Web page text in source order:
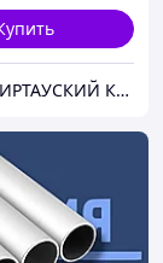
ТОО «ТЕМИРТАУСКИЙ КАЗМЕХАНОМОНТАЖ №2»